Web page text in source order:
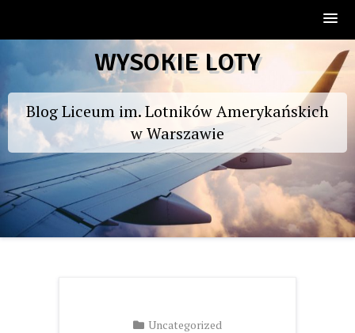
to
WYSOKIE LOTY
Blog Liceum im. Lotników Amerykańskich
w Warszawie
Uncategorized